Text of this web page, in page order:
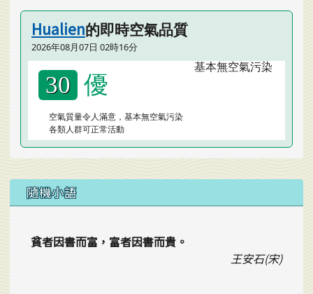
Hualien的即時空氣品質
2026年08月07日 02時16分
30 優
空氣質量令人滿意，基本無空氣污染
各類人群可正常活動
隨機小語
貧者因書而富，富者因書而貴。
王安石(宋)